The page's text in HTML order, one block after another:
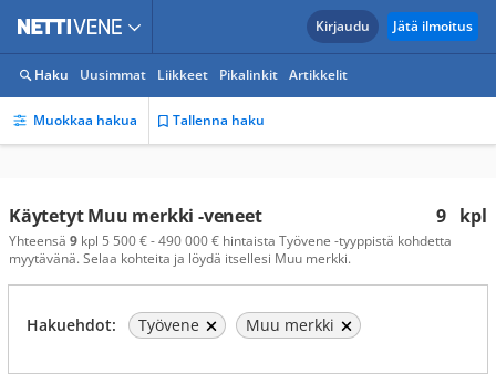
Kirjaudu Jätä ilmoitus
Haku Uusimmat Liikkeet Pikalinkit Artikkelit
Muokkaa hakua Tallenna haku
9 kpl
Käytetyt Muu merkki -veneet
Yhteensä 9 kpl 5 500 € - 490 000 € hintaista Työvene -tyyppistä kohdetta
myytävänä. Selaa kohteita ja löydä itsellesi Muu merkki.
Hakuehdot: Työvene Muu merkki